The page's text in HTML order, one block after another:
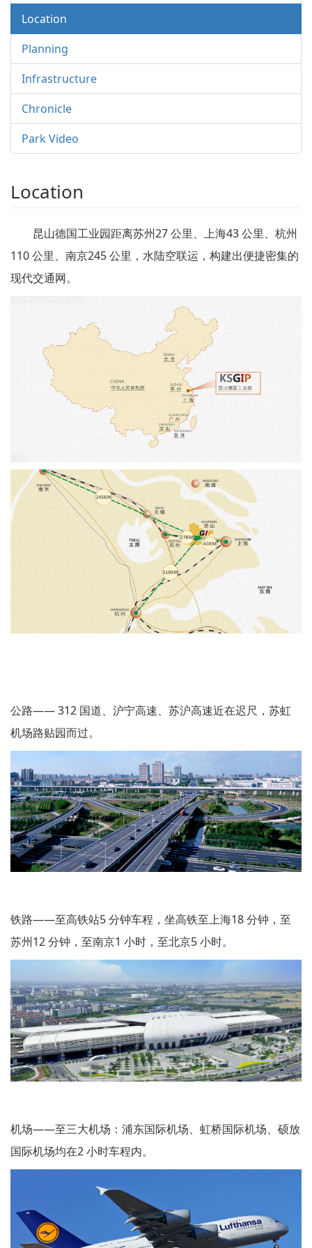
Location
Planning
Infrastructure
Chronicle
Park Video
Location
昆山德国工业园距离苏州27 公里、上海43 公里、杭州
110 公里、南京245 公里，水陆空联运，构建出便捷密集的
现代交通网。
公路—— 312 国道、沪宁高速、苏沪高速近在迟尺，苏虹
机场路贴园而过。
铁路——至高铁站5 分钟车程，坐高铁至上海18 分钟，至
苏州12 分钟，至南京1 小时，至北京5 小时。
机场——至三大机场：浦东国际机场、虹桥国际机场、硕放
国际机场均在2 小时车程内。